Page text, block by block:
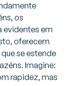
os
evidentes em
oferecem
se estende
Imagine:
rapidez, mas